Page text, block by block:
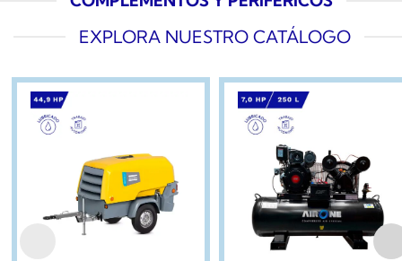
EXPLORA NUESTRO CATÁLOGO